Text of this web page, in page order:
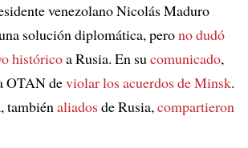
venezolano Nicolás Maduro
solución diplomática, perono dudó
históricoa Rusia. En sucomunicado,
OTAN deviolar los acuerdos de Minsk.
tambiénaliadosde Rusia,compartieron